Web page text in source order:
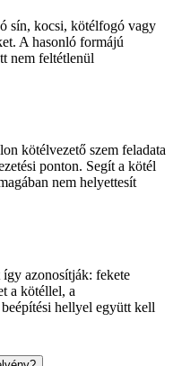
sín, kocsi, kötélfogó vagy
A hasonló formájú
nem feltétlenül
kötélvezető szem feladata
ponton. Segít a kötél
nem helyettesít
azonosítják: fekete
a kötéllel, a
hellyel együtt kell